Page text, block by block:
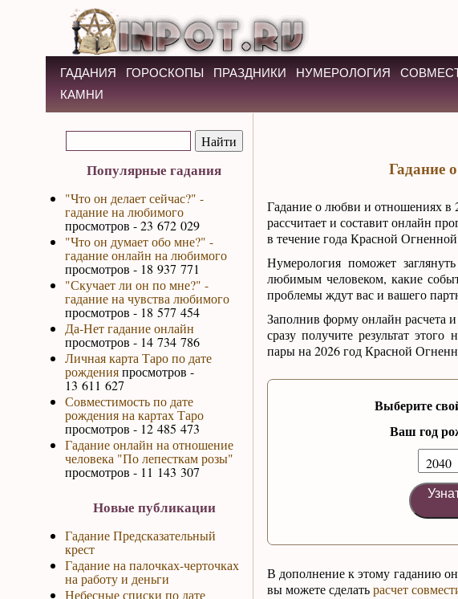
ГАДАНИЯ ГОРОСКОПЫ ПРАЗДНИКИ НУМЕРОЛОГИЯ
КАМНИ
Популярные гадания
"Что он делает сейчас?" -
гадание на любимого
просмотров - 23 672 029
"Что он думает обо мне?" -
гадание онлайн на любимого
просмотров - 18 937 771
"Скучает ли он по мне?" -
гадание на чувства любимого
просмотров - 18 577 454
Да-Нет гадание онлайн
просмотров - 14 734 786
Личная карта Таро по дате
рожденияпросмотров -
13 611 627
Совместимость по дате
рождения на картах Таро
просмотров - 12 485 473
Гадание онлайн на отношение
человека "По лепесткам розы"
просмотров - 11 143 307
Новые публикации
Гадание Предсказательный
крест
Гадание на палочках-черточках
на работу и деньги
Небесные списки по дате
Гадание
Гадание о любви и отношениях в
рассчитает и составит онлайн
в течение года Красной
Нумерология поможет
любимым человеком, какие
проблемы ждут вас и вашего
Заполнив форму онлайн расчета
сразу получите результат
пары на 2026 год Красной
Выберите
Ваш год
В дополнение к этому гаданию
вы можете сделатьрасчет